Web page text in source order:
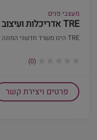
מעצבי פנים
TRE אדריכלות ועיצוב
TRE הינו משרד חדשני המונה שני מתכננים. ...
(0)
פרטים ויצירת קשר